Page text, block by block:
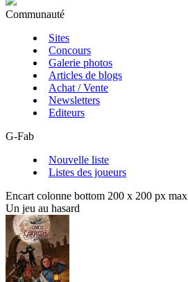
Communauté
Sites
Concours
Galerie photos
Articles de blogs
Achat / Vente
Newsletters
Editeurs
G-Fab
Nouvelle liste
Listes des joueurs
Encart colonne bottom 200 x 200 px max
Un jeu au hasard